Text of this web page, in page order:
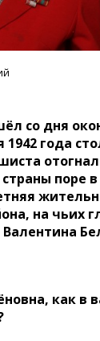
со дня
1942 года
поре
на чьих
как в